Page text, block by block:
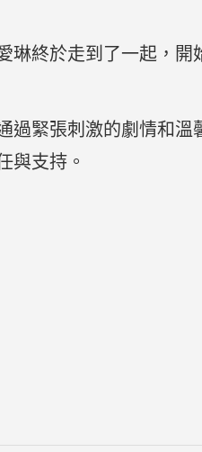
琳終於走到了一起，
過緊張刺激的劇情和
與支持。